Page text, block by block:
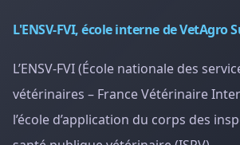
L'ENSV-FVI, école interne de VetAgro
L’ENSV-FVI (École nationale des
vétérinaires – France Vétérinaire
l’école d’application du corps des